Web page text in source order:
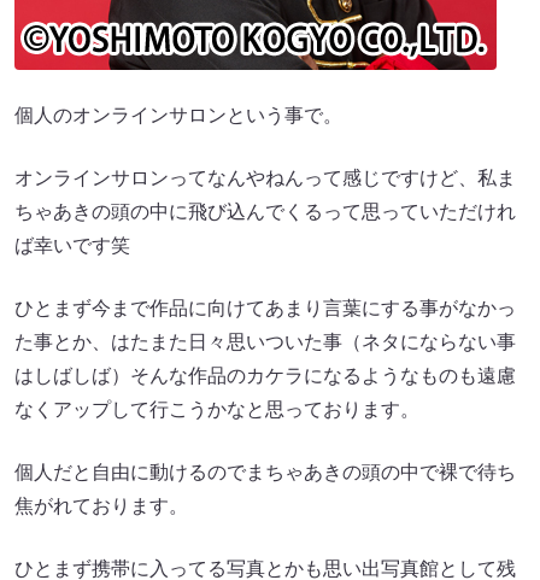
個人のオンラインサロンという事で。
オンラインサロンってなんやねんって感じですけど、私ま
ちゃあきの頭の中に飛び込んでくるって思っていただけれ
ば幸いです笑
ひとまず今まで作品に向けてあまり言葉にする事がなかっ
た事とか、はたまた日々思いついた事（ネタにならない事
はしばしば）そんな作品のカケラになるようなものも遠慮
なくアップして行こうかなと思っております。
個人だと自由に動けるのでまちゃあきの頭の中で裸で待ち
焦がれております。
ひとまず携帯に入ってる写真とかも思い出写真館として残